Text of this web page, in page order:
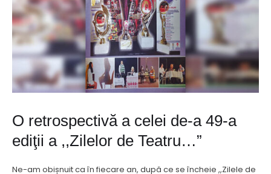
O retrospectivă a celei de-a 49-a
ediţii a ,,Zilelor de Teatru…”
Ne-am obișnuit ca în fiecare an, după ce se încheie ,,Zilele de